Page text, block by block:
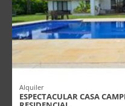
Alquiler
ESPECTACULAR CASA